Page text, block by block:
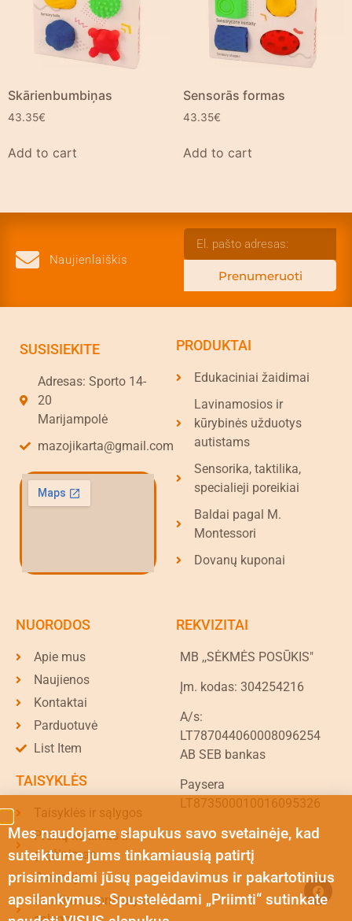
Skārienbumbiņas
43.35€
Add to cart
Sensorās formas
43.35€
Add to cart
Naujienlaiškis
Prenumeruoti
SUSISIEKITE
Adresas: Sporto 14-
20
Marijampolė
mazojikarta@gmail.com
PRODUKTAI
Edukaciniai žaidimai
Lavinamosios ir
kūrybinės užduotys
autistams
Sensorika, taktilika,
specialieji poreikiai
Baldai pagal M.
Montessori
Dovanų kuponai
NUORODOS
Apie mus
Naujienos
Kontaktai
Parduotuvė
List Item
TAISYKLĖS
Taisyklės ir sąlygos
Prekių keitimas ir
grąžinimas
Garantija
Siuntimo ir pristatymo
REKVIZITAI
MB ,,SĖKMĖS POSŪKIS"
Įm. kodas: 304254216
A/s:
LT787044060008096254
AB SEB bankas
Paysera
LT873500010016095326
Mes naudojame slapukus savo svetainėje, kad
suteiktume jums tinkamiausią patirtį
prisimindami jūsų pageidavimus ir pakartotinius
apsilankymus. Spustelėdami „Priimti“ sutinkate